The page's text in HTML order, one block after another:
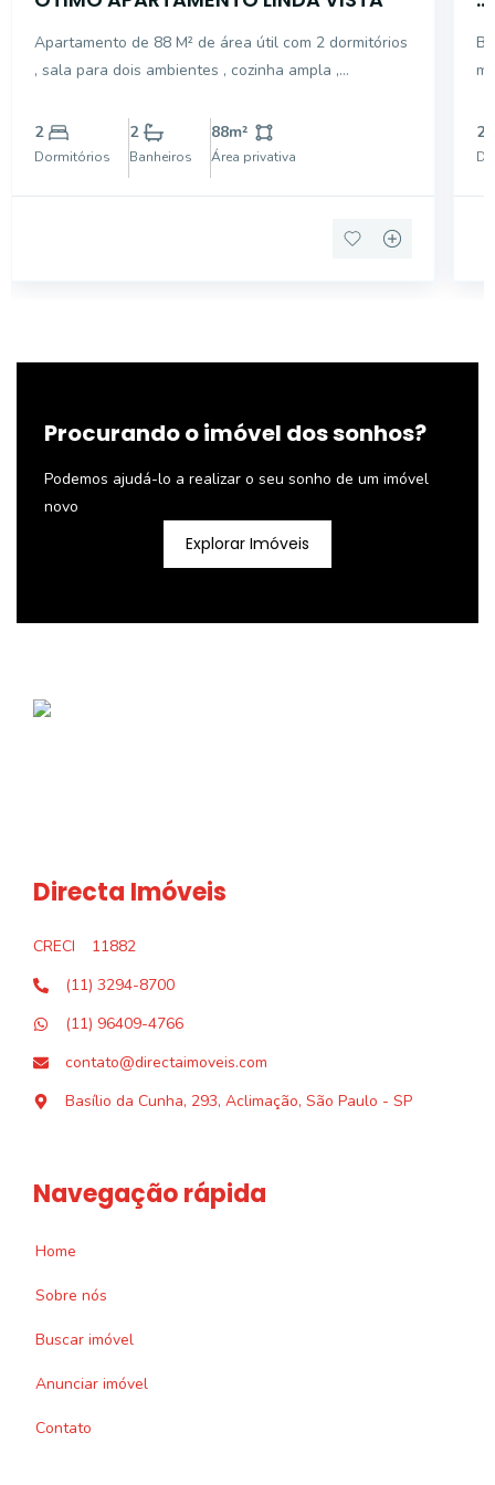
Apartamento de 88 M² de área útil com 2 dormitórios
, sala para dois ambientes , cozinha ampla ,
ventilação natural e bem ensolarado , 1 vaga de
garagem
2
Dormitórios
2
Banheiros
88m²
Área privativa
2
Procurando o imóvel dos sonhos?
Podemos ajudá-lo a realizar o seu sonho de um imóvel
novo
Explorar Imóveis
Directa Imóveis
CRECI
11882
(11) 3294-8700
(11) 96409-4766
contato@directaimoveis.com
Basílio da Cunha, 293, Aclimação, São Paulo - SP
Navegação rápida
Home
Sobre nós
Buscar imóvel
Anunciar imóvel
Contato